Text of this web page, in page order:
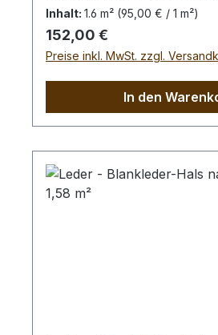
von diesem Stück erhalten
1,60 m² großes Leder. Das
110 cm x 60 cm groß (siehe
Inhalt: 1.6 m² (95,00 € / 1 m²)
Regulärer Preis:
152,00 €
Preise inkl. MwSt. zzgl.
In den